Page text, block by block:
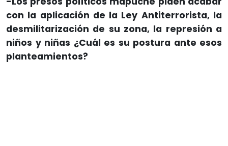
con la aplicación de la Ley Antiterrorista, la
desmilitarización de su zona, la represión a
niños y niñas ¿Cuál es su postura ante esos
planteamientos?